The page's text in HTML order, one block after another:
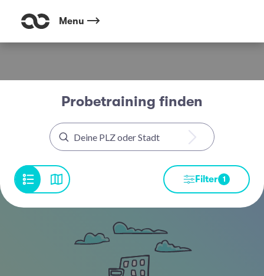
Menu
Probetraining finden
Filter 1